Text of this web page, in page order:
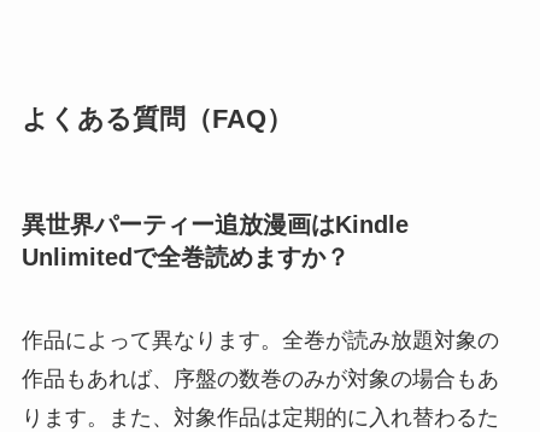
よくある質問（FAQ）
異世界パーティー追放漫画はKindle
Unlimitedで全巻読めますか？
作品によって異なります。全巻が読み放題対象の
作品もあれば、序盤の数巻のみが対象の場合もあ
ります。また、対象作品は定期的に入れ替わるた